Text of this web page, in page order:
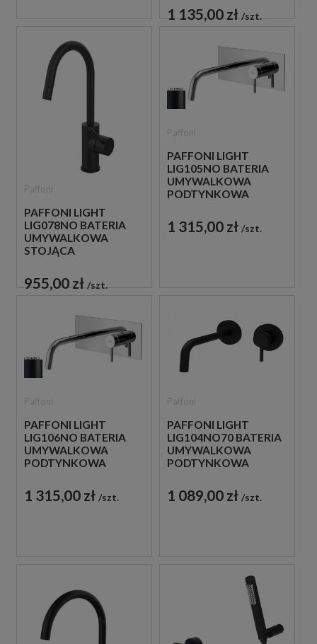
CZARNA
1 135,00 zł szt.
PAFFONI LIGHT
LIG078NO BATERIA
UMYWALKOWA
STOJĄCA
CZARNA
955,00 zł szt.
PAFFONI LIGHT
LIG105NO BATERIA
UMYWALKOWA
PODTYNKOWA
CZARNA
1 315,00 zł szt.
PAFFONI LIGHT
LIG106NO BATERIA
UMYWALKOWA
PODTYNKOWA
CZARNA
1 315,00 zł szt.
PAFFONI LIGHT
LIG104NO70 BATERIA
UMYWALKOWA
PODTYNKOWA
CZARNA
1 089,00 zł szt.